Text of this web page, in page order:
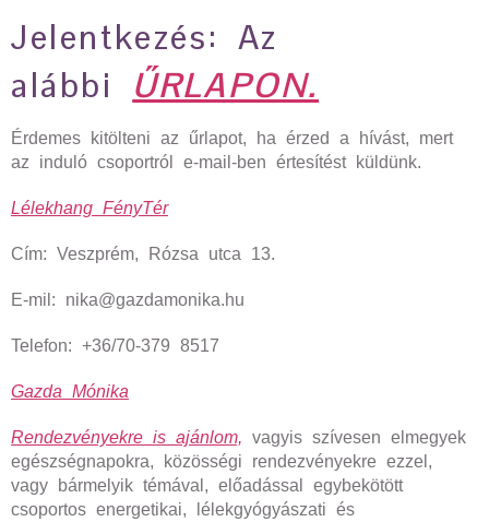
Jelentkezés: Az
alábbi ŰRLAPON.
Érdemes kitölteni az űrlapot, ha érzed a hívást, mert
az induló csoportról e-mail-ben értesítést küldünk.
Lélekhang FényTér
Cím: Veszprém, Rózsa utca 13.
E-mil: nika@gazdamonika.hu
Telefon: +36/70-379 8517
Gazda Mónika
Rendezvényekre is ajánlom, vagyis szívesen elmegyek
egészségnapokra, közösségi rendezvényekre ezzel,
vagy bármelyik témával, előadással egybekötött
csoportos energetikai, lélekgyógyászati és